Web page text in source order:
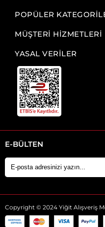
POPÜLER
MÜŞTERİ HİZMETLERİ
YASAL VERİLER
E-BÜLTEN
Copyright © 2024 Yiğit Alışveriş